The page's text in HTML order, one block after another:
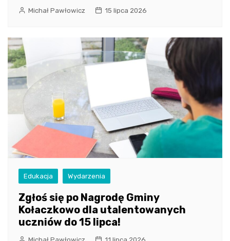
Michał Pawłowicz 15 lipca 2026
Edukacja Wydarzenia
Zgłoś się po Nagrodę Gminy
Kołaczkowo dla utalentowanych
uczniów do 15 lipca!